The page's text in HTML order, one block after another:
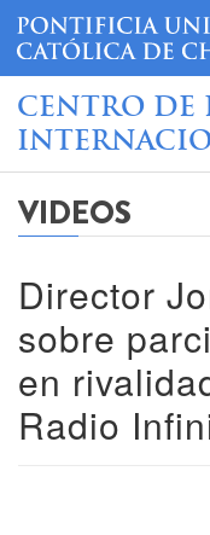
CENTRO DE
VIDEOS
Director
sobre
en
Radio